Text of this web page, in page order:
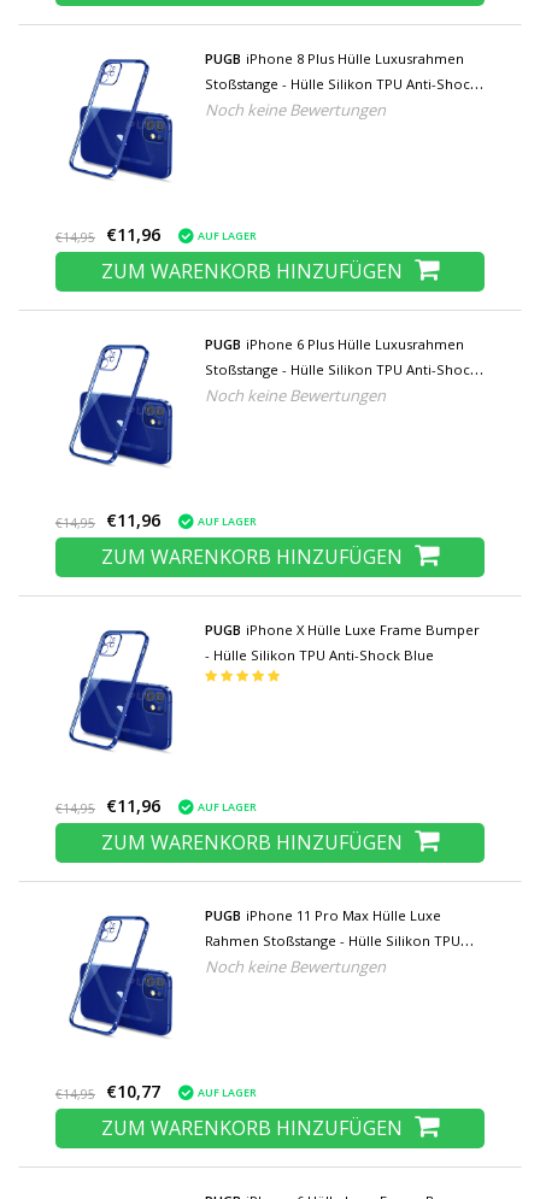
PUGB iPhone 8 Plus Hülle Luxusrahmen
Stoßstange - Hülle Silikon TPU Anti-Shock
Blau
Noch keine Bewertungen
€14,95 €11,96 AUF LAGER
ZUM WARENKORB HINZUFÜGEN
PUGB iPhone 6 Plus Hülle Luxusrahmen
Stoßstange - Hülle Silikon TPU Anti-Shock
Blau
Noch keine Bewertungen
€14,95 €11,96 AUF LAGER
ZUM WARENKORB HINZUFÜGEN
PUGB iPhone X Hülle Luxe Frame Bumper
- Hülle Silikon TPU Anti-Shock Blue
€14,95 €11,96 AUF LAGER
ZUM WARENKORB HINZUFÜGEN
PUGB iPhone 11 Pro Max Hülle Luxe
Rahmen Stoßstange - Hülle Silikon TPU
Anti-Shock Blau
Noch keine Bewertungen
€14,95 €10,77 AUF LAGER
ZUM WARENKORB HINZUFÜGEN